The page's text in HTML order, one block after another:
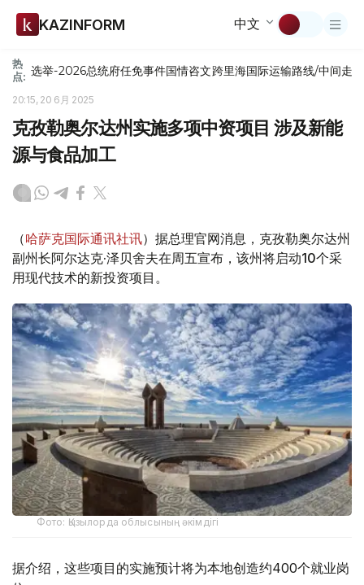
KAZINFORM 中文
热
点: 选举-2026总统府任免事件国情咨文跨里海国际运输路线/中间走廊
20:15, 20 6月 2025
克孜勒奥尔达州实施多项中资项目 涉及新能
源与食品加工
（哈萨克国际通讯社讯）据总理官网消息，克孜勒奥尔达州
副州长阿尔达克·泽贝舍夫在周五宣布，该州将启动10个采
用现代技术的新投资项目。
Фото: Қызылорда облысының әкімдігі
据介绍，这些项目的实施预计将为本地创造约400个就业岗